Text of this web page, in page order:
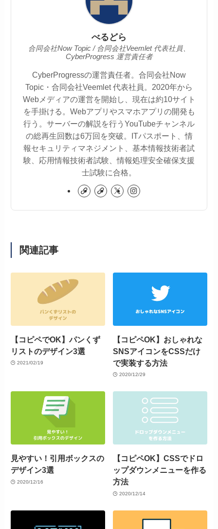
べるどら
合同会社Now Topic / 合同会社Veemlet 代表社員、
CyberProgress 運営責任者
CyberProgressの運営責任者。合同会社Now
Topic・合同会社Veemlet 代表社員。2020年から
Webメディアの運営を開始し、現在は約10サイト
を手掛ける。Webアプリやスマホアプリの開発も
行う。サーバーの解説を行うYouTubeチャンネル
の総再生回数は6万回を突破。ITパスポート、情
報セキュリティマネジメント、基本情報技術者試
験、応用情報技術者試験、情報処理安全確保支援
士試験に合格。
関連記事
【コピペでOK】パンくず
リストのデザイン3選
2021/02/19
【コピペOK】おしゃれな
SNSアイコンをCSSだけ
で実装する方法
2020/12/29
見やすい！引用ボックスの
デザイン3選
2020/12/16
【コピペOK】CSSでドロ
ップダウンメニューを作る
方法
2020/12/14